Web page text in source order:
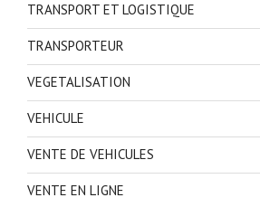
TRANSPORT ET LOGISTIQUE
TRANSPORTEUR
VEGETALISATION
VEHICULE
VENTE DE VEHICULES
VENTE EN LIGNE